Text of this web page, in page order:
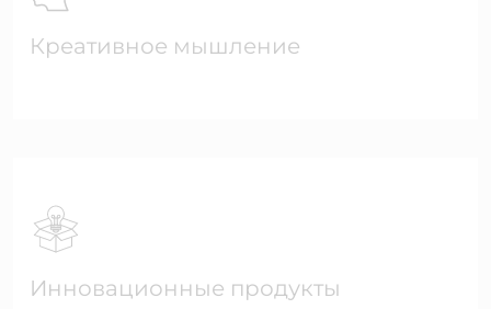
Креативное мышление
Инновационные продукты